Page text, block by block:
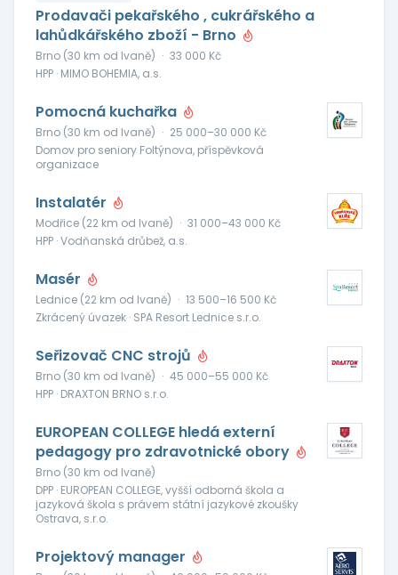
Prodavači pekařského , cukrářského a
lahůdkářského zboží - Brno
Brno (30 km od Ivaně) · 33 000 Kč
HPP · MIMO BOHEMIA, a.s.
Pomocná kuchařka
Brno (30 km od Ivaně) · 25 000–30 000 Kč
Domov pro seniory Foltýnova, příspěvková
organizace
Instalatér
Modřice (22 km od Ivaně) · 31 000–43 000 Kč
HPP · Vodňanská drůbež, a.s.
Masér
Lednice (22 km od Ivaně) · 13 500–16 500 Kč
Zkrácený úvazek · SPA Resort Lednice s.r.o.
Seřizovač CNC strojů
Brno (30 km od Ivaně) · 45 000–55 000 Kč
HPP · DRAXTON BRNO s.r.o.
EUROPEAN COLLEGE hledá externí
pedagogy pro zdravotnické obory
Brno (30 km od Ivaně)
DPP · EUROPEAN COLLEGE, vyšší odborná škola a
jazyková škola s právem státní jazykové zkoušky
Ostrava, s.r.o.
Projektový manager